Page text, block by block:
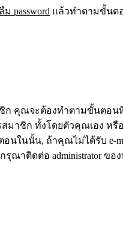
ลืม password แล้วทำตามขั้นต
คุณจะต้องทำตามขั้นตอน
ก ทั้งโดยตัวคุณเอง หรือ
ในนั้น, ถ้าคุณไม่ได้รับ e-
ณาติดต่อ administrator ขอ